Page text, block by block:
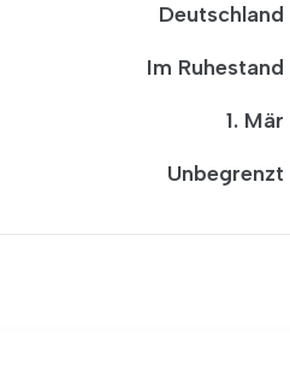
Deutschland
Im Ruhestand
1. Mär
Unbegrenzt